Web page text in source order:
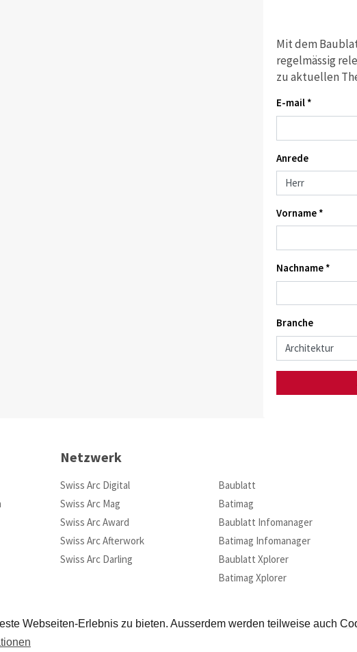
Webseiten-Erlebnis zu bieten. Ausserdem werden teilweise auch
Mit dem
regelmässig
zu aktuellen
E-mail *
Anrede
Vorname *
Nachname *
Branche
Netzwerk
Swiss Arc Digital
Swiss Arc Mag
Swiss Arc Award
Swiss Arc Afterwork
Swiss Arc Darling
Baublatt
Batimag
Baublatt Infomanager
Batimag Infomanager
Baublatt Xplorer
Batimag Xplorer
©